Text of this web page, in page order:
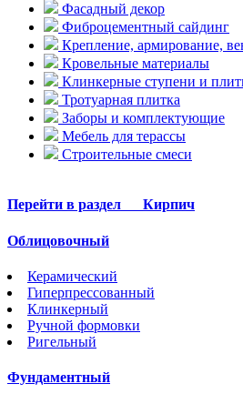
Фасадный декор
Фиброцементный сайдинг
Крепление, армирование,
Кровельные материалы
Клинкерные ступени и
Тротуарная плитка
Заборы и комплектующие
Мебель для терассы
Строительные смеси
Перейти в раздел Кирпич
Облицовочный
Керамический
Гиперпрессованный
Клинкерный
Ручной формовки
Ригельный
Фундаментный